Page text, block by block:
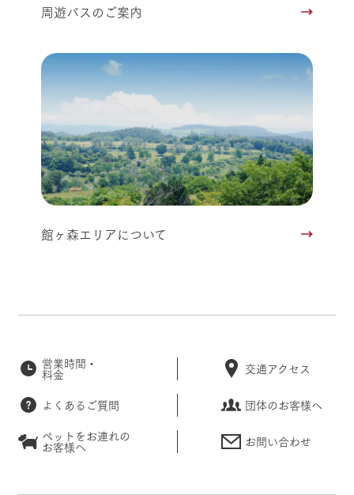
周遊バスのご案内
館ヶ森エリアについて
営業時間・
料金 交通アクセス
よくあるご質問
団体のお客様へ
ペットをお連れの
お客様へ お問い合わせ